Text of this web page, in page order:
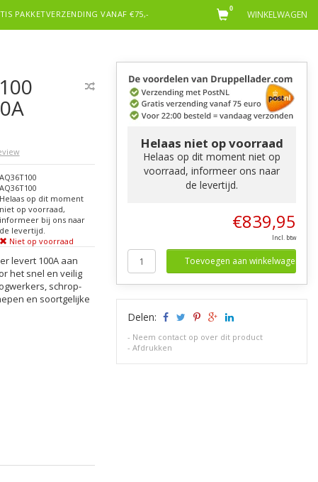
PAKKETVERZENDING VANAF €75,- WINKELWAGEN
0
AQ36T100
AQ36T100
Helaas op dit moment
niet op voorraad,
informeer bij ons naar
de levertijd.
Niet op voorraad
levert 100A aan
het snel en veilig
schrop-
en soortgelijke
Helaas niet op voorraad
Helaas op dit moment niet op
voorraad, informeer ons naar
de levertijd.
€839,95
Incl. btw
Toevoegen aan winkelwagen
Delen:
- Neem contact op over dit product
-Afdrukken